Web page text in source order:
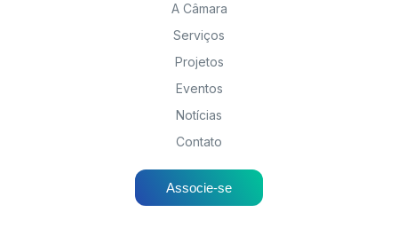
A Câmara
Serviços
Projetos
Eventos
Notícias
Contato
Associe-se